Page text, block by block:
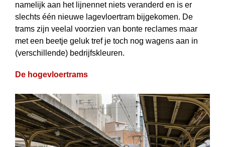
namelijk aan het lijnennet niets veranderd en is er
slechts één nieuwe lagevloertram bijgekomen. De
trams zijn veelal voorzien van bonte reclames maar
met een beetje geluk tref je toch nog wagens aan in
(verschillende) bedrijfskleuren.
De hogevloertrams